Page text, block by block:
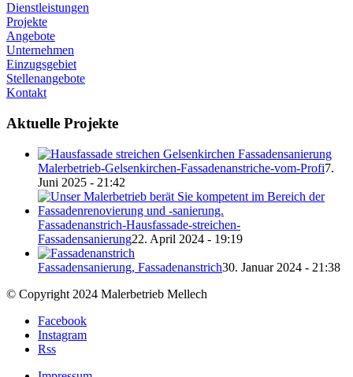
Dienstleistungen
Projekte
Angebote
Unternehmen
Einzugsgebiet
Stellenangebote
Kontakt
Aktuelle Projekte
Malerbetrieb-Gelsenkirchen-Fassadenanstriche-vom-Profi7.
Juni 2025 - 21:42
Fassadenanstrich-Hausfassade-streichen-
Fassadensanierung22. April 2024 - 19:19
Fassadensanierung, Fassadenanstrich30. Januar 2024 - 21:38
© Copyright 2024 Malerbetrieb Mellech
Facebook
Instagram
Rss